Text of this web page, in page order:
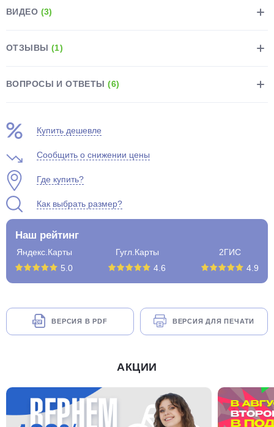
ВИДЕО (3)
ОТЗЫВЫ (1)
ВОПРОСЫ И ОТВЕТЫ(6)
Купить дешевле
Сообщить о снижении цены
Где купить?
Как выбрать размер?
Наш рейтинг
Яндекс.Карты
5.0
Гугл.Карты
4.6
2ГИС
4.9
ВЕРСИЯ В PDF ВЕРСИЯ ДЛЯ ПЕЧАТИ
АКЦИИ